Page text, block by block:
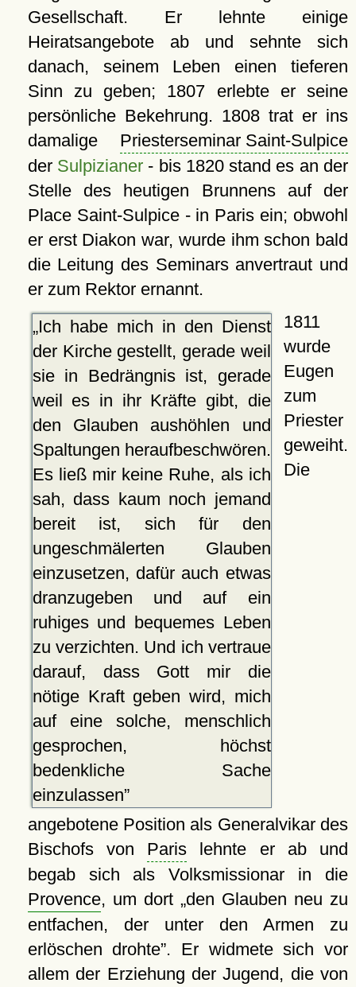
Gesellschaft. Er lehnte einige
Heiratsangebote ab und sehnte sich
danach, seinem Leben einen tieferen
Sinn zu geben; 1807 erlebte er seine
persönliche Bekehrung. 1808 trat er ins
damalige Priesterseminar Saint-Sulpice
der Sulpizianer - bis 1820 stand es an der
Stelle des heutigen Brunnens auf der
Place Saint-Sulpice - in Paris ein; obwohl
er erst Diakon war, wurde ihm schon bald
die Leitung des Seminars anvertraut und
er zum Rektor ernannt.
Ich habe mich in den Dienst
der Kirche gestellt, gerade weil
sie in Bedrängnis ist, gerade
weil es in ihr Kräfte gibt, die
den Glauben aushöhlen und
Spaltungen heraufbeschwören.
Es ließ mir keine Ruhe, als ich
sah, dass kaum noch jemand
bereit ist, sich für den
ungeschmälerten Glauben
einzusetzen, dafür auch etwas
dranzugeben und auf ein
ruhiges und bequemes Leben
zu verzichten. Und ich vertraue
darauf, dass Gott mir die
nötige Kraft geben wird, mich
auf eine solche, menschlich
gesprochen, höchst
bedenkliche Sache
einzulassen
1811
wurde
Eugen
zum
Priester
geweiht.
Die
angebotene Position als Generalvikar des
Bischofs von Paris lehnte er ab und
begab sich als Volksmissionar in die
Provence, um dort
den Glauben neu zu
entfachen, der unter den Armen zu
erlöschen drohte . Er widmete sich vor
allem der Erziehung der Jugend, die von